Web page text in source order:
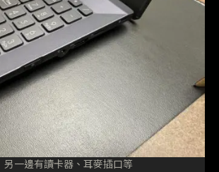
另一邊有讀卡器、耳麥插口等